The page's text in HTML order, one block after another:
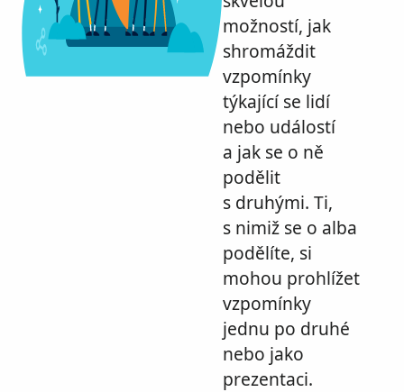
možností, jak
shromáždit
vzpomínky
týkající se lidí
nebo událostí
a jak se o ně
podělit
s druhými. Ti,
s nimiž se o alba
podělíte, si
mohou prohlížet
vzpomínky
jednu po druhé
nebo jako
prezentaci.